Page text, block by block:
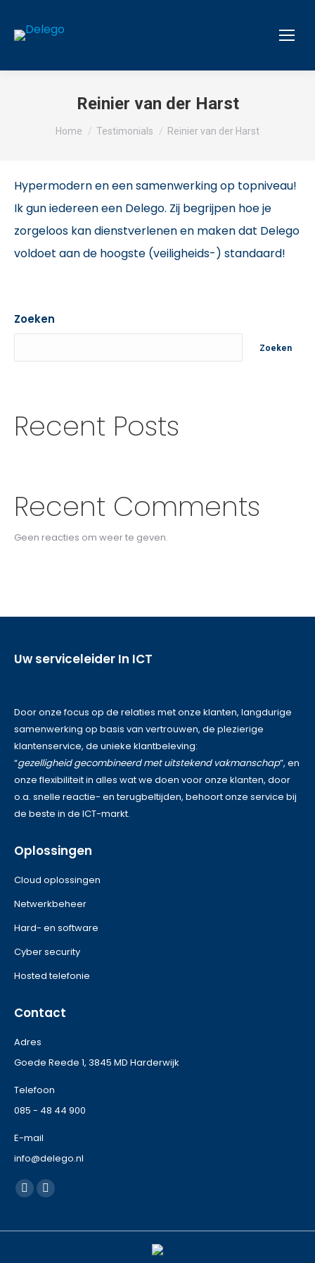
Reinier van der Harst
Je bent hier:
Home Testimonials Reinier van der Harst
Hypermodern en een samenwerking op topniveau!
Ik gun iedereen een Delego. Zij begrijpen hoe je
zorgeloos kan dienstverlenen en maken dat Delego
voldoet aan de hoogste (veiligheids-) standaard!
Zoeken
Zoeken
Recent Posts
Recent Comments
Geen reacties om weer te geven.
Uw serviceleider In ICT
Door onze focus op de relaties met onze klanten, langdurige
samenwerking op basis van vertrouwen, de plezierige
klantenservice, de unieke klantbeleving:
“gezelligheid gecombineerd met uitstekend vakmanschap”, en
onze flexibiliteit in alles wat we doen voor onze klanten, door
o.a. snelle reactie- en terugbeltijden, behoort onze service bij
de beste in de ICT-markt.
Oplossingen
Cloud oplossingen
Netwerkbeheer
Hard- en software
Cyber security
Hosted telefonie
Contact
Adres
Goede Reede 1, 3845 MD Harderwijk
Telefoon
085 - 48 44 900
E-mail
info@delego.nl
Vind ons op:
Facebook
opens
Instagram
opens